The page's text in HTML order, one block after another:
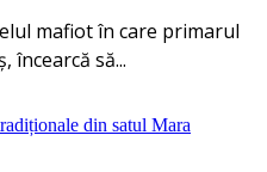
mafiot în care primarul
încearcă să...